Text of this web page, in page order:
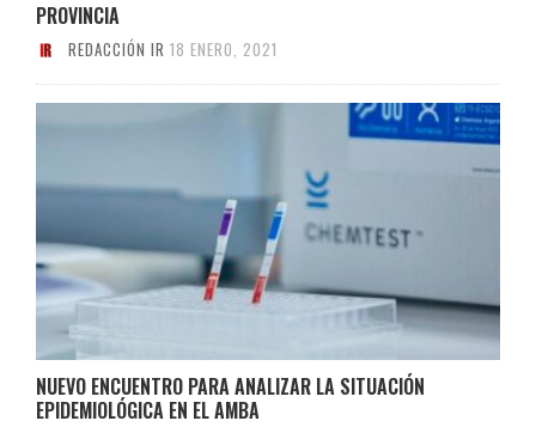
PROVINCIA
REDACCIÓN IR 18 ENERO, 2021
NUEVO ENCUENTRO PARA ANALIZAR LA SITUACIÓN
EPIDEMIOLÓGICA EN EL AMBA